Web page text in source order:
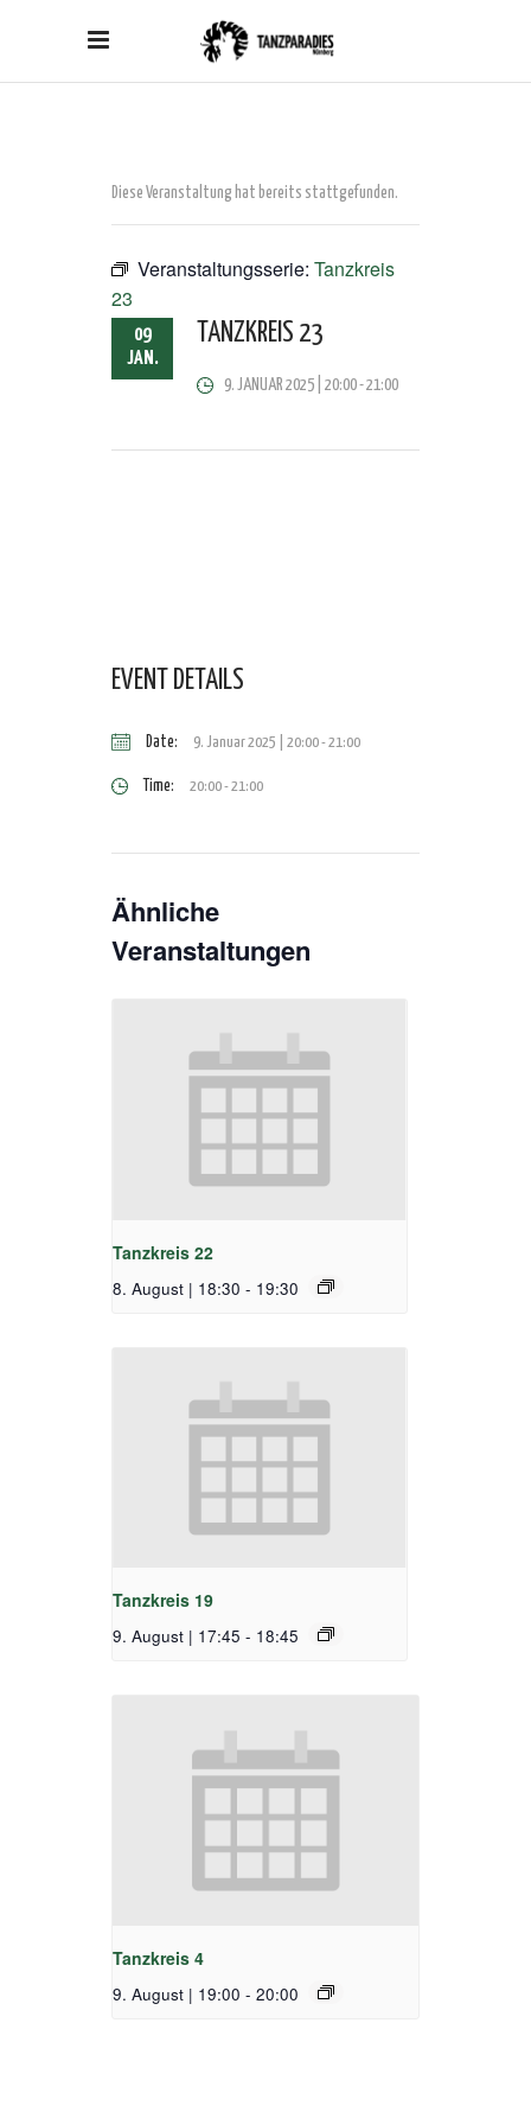
Diese Veranstaltung hat bereits stattgefunden.
Veranstaltungsserie: Tanzkreis
23
09
JAN.
TANZKREIS 23
9. JANUAR 2025 | 20:00-21:00
EVENT DETAILS
Date: 9. Januar 2025 | 20:00-21:00
Time: 20:00 - 21:00
Ähnliche
Veranstaltungen
Tanzkreis 22
8. August | 18:30 - 19:30
Tanzkreis 19
9. August | 17:45 - 18:45
Tanzkreis 4
9. August | 19:00 - 20:00